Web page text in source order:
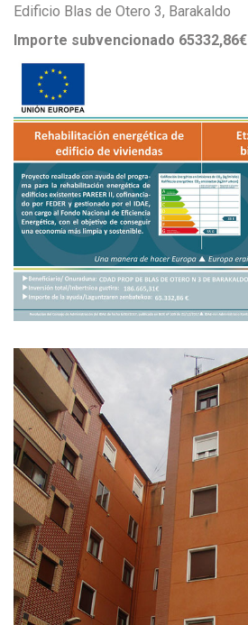
Edificio Blas de Otero 3, Barakaldo
Importe subvencionado 65332,86€